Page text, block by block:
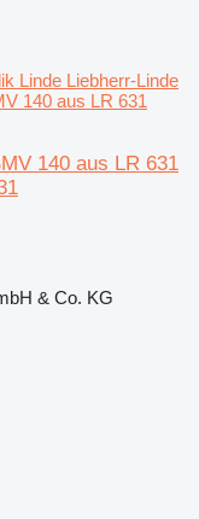
Linde Liebherr-Linde
140 aus LR 631
140 aus LR 631
& Co. KG